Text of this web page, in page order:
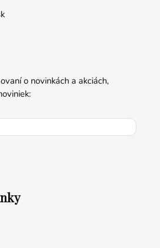
o novinkách a akciách,